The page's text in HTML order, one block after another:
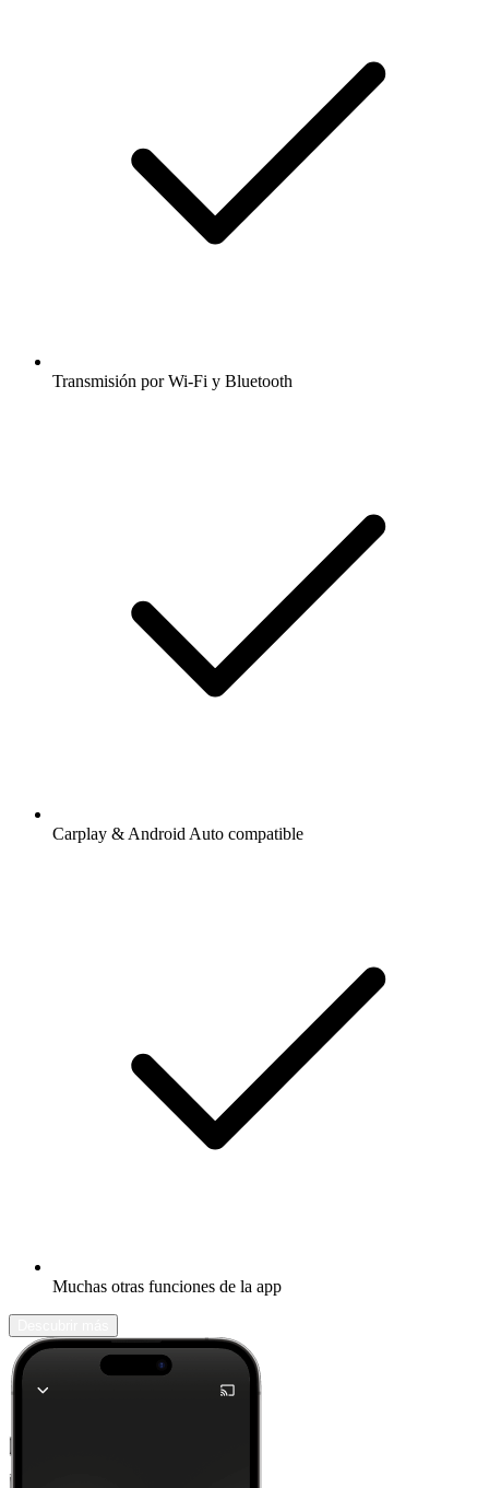
Transmisión por Wi-Fi y Bluetooth
Carplay & Android Auto compatible
Muchas otras funciones de la app